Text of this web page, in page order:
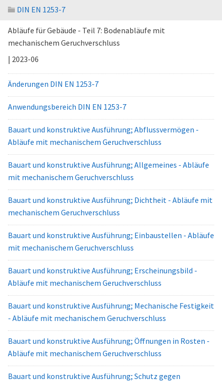
DIN EN 1253-7
Abläufe für Gebäude - Teil 7: Bodenabläufe mit
mechanischem Geruchverschluss
| 2023-06
Änderungen DIN EN 1253-7
Anwendungsbereich DIN EN 1253-7
Bauart und konstruktive Ausführung; Abflussvermögen -
Abläufe mit mechanischem Geruchverschluss
Bauart und konstruktive Ausführung; Allgemeines - Abläufe
mit mechanischem Geruchverschluss
Bauart und konstruktive Ausführung; Dichtheit - Abläufe mit
mechanischem Geruchverschluss
Bauart und konstruktive Ausführung; Einbaustellen - Abläufe
mit mechanischem Geruchverschluss
Bauart und konstruktive Ausführung; Erscheinungsbild -
Abläufe mit mechanischem Geruchverschluss
Bauart und konstruktive Ausführung; Mechanische Festigkeit
- Abläufe mit mechanischem Geruchverschluss
Bauart und konstruktive Ausführung; Öffnungen in Rosten -
Abläufe mit mechanischem Geruchverschluss
Bauart und konstruktive Ausführung; Schutz gegen